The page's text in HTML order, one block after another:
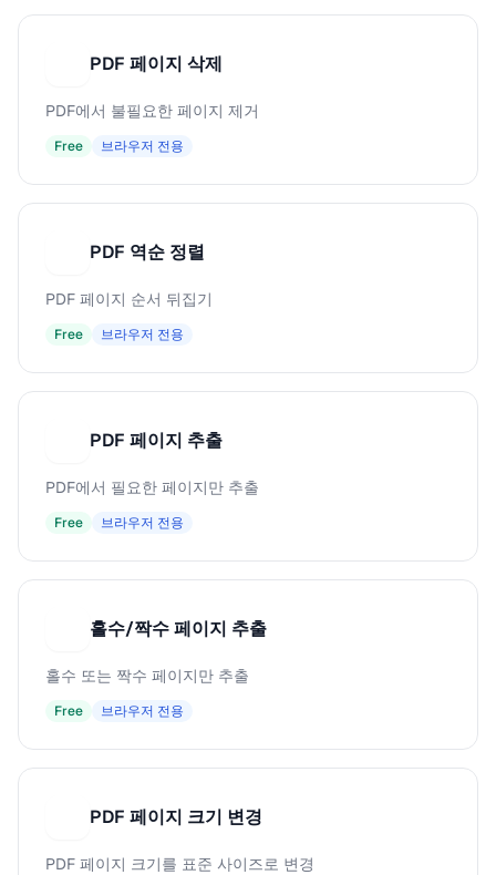
PDF 페이지 삭제
PDF에서 불필요한 페이지 제거
Free 브라우저 전용
PDF 역순 정렬
PDF 페이지 순서 뒤집기
Free 브라우저 전용
PDF 페이지 추출
PDF에서 필요한 페이지만 추출
Free 브라우저 전용
홀수/짝수 페이지 추출
홀수 또는 짝수 페이지만 추출
Free 브라우저 전용
PDF 페이지 크기 변경
PDF 페이지 크기를 표준 사이즈로 변경